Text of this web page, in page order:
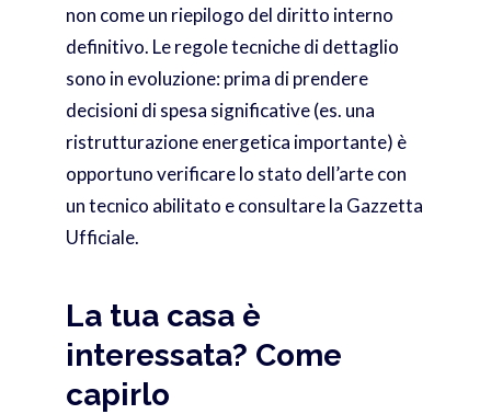
non come un riepilogo del diritto interno
definitivo. Le regole tecniche di dettaglio
sono in evoluzione: prima di prendere
decisioni di spesa significative (es. una
ristrutturazione energetica importante) è
opportuno verificare lo stato dell’arte con
un tecnico abilitato e consultare la Gazzetta
Ufficiale.
La tua casa è
interessata? Come
capirlo